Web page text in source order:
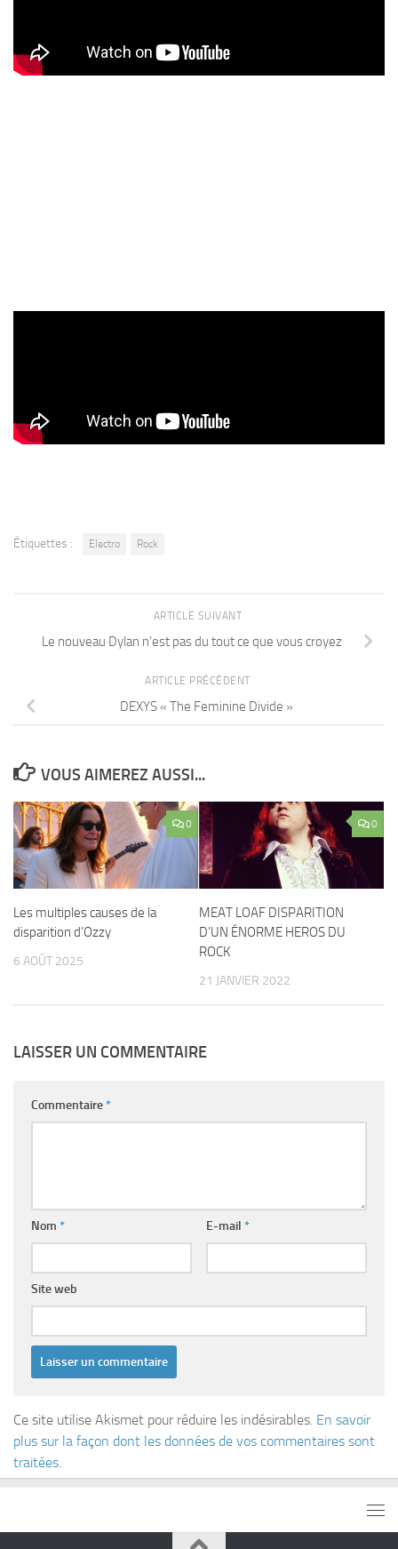
Étiquettes : Electro Rock
ARTICLE SUIVANT
Le nouveau Dylan n’est pas du tout ce que vous croyez
ARTICLE PRÉCÉDENT
DEXYS « The Feminine Divide »
VOUS AIMEREZ AUSSI...
0
Les multiples causes de la
disparition d’Ozzy
6 AOÛT 2025
0
MEAT LOAF DISPARITION
D’UN ÉNORME HEROS DU
ROCK
21 JANVIER 2022
LAISSER UN COMMENTAIRE
Commentaire*
Nom * E-mail *
Site web
Ce site utilise Akismet pour réduire les indésirables. En savoir
plus sur la façon dont les données de vos commentaires sont
traitées.